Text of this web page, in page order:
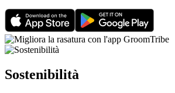
Sostenibilità